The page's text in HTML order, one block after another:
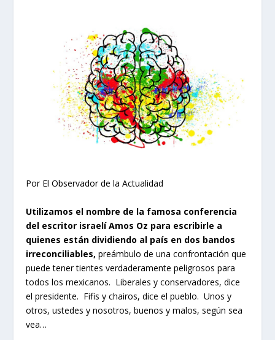
Por El Observador de la Actualidad
Utilizamos el nombre de la famosa conferencia
del escritor israelí Amos Oz para escribirle a
quienes están dividiendo al país en dos bandos
irreconciliables,preámbulo de una confrontación que
puede tener tientes verdaderamente peligrosos para
todos los mexicanos. Liberales y conservadores, dice
el presidente. Fifis y chairos, dice el pueblo. Unos y
otros, ustedes y nosotros, buenos y malos, según sea
vea…